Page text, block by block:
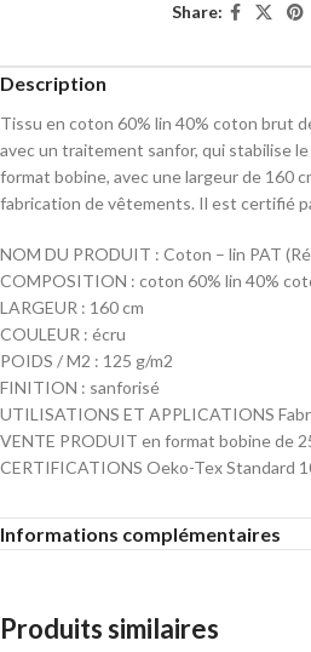
Share:
Description
Tissu en coton 60% lin 40% coton brut
avec un traitement sanfor, qui stabilise
format bobine, avec une largeur de 160
fabrication de vêtements. Il est certifié
NOM DU PRODUIT : Coton – lin PAT
COMPOSITION : coton 60% lin 40%
LARGEUR : 160 cm
COULEUR : écru
POIDS / M2 : 125 g/m2
FINITION : sanforisé
UTILISATIONS ET APPLICATIONS
VENTE PRODUIT en format bobine de
CERTIFICATIONS Oeko-Tex Standard
Informations complémentaires
Produits similaires